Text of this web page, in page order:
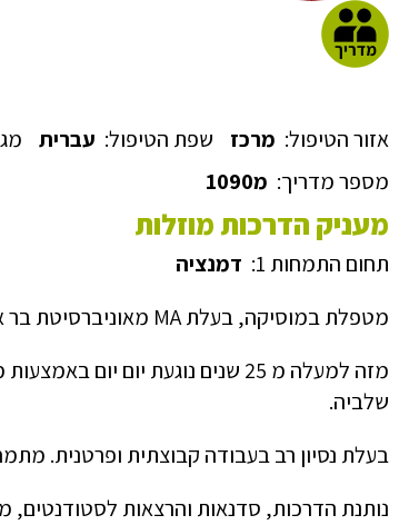
אזור הטיפול: מרכז שפת הטיפול: עברית
מספר מדריך: מ1090
מעניק הדרכות מוזלות
תחום התמחות 1:
דמנציה
מטפלת במוסיקה, בעלת MA מאוניברסיטת בר אילן.
מזה למעלה מ 25 שנים נוגעת יום
שלביה.
בעלת נסיון רב בעבודה קבוצתית ופרטנית.
נותנת הדרכות, סדנאות והרצאות לסטודנטים,